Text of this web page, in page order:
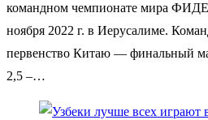
командном чемпионате мира
ноября 2022 г. в Иерусалиме.
первенство Китаю — финальный
2,5 –…